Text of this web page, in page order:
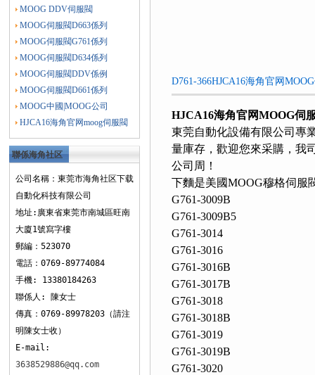
MOOG DDV伺服閥
MOOG伺服閥D663係列
MOOG伺服閥G761係列
MOOG伺服閥D634係列
MOOG伺服閥DDV係例
MOOG伺服閥D661係列
MOOG中國|MOOG公司
HJCA16海角官网moog伺服閥
聯係海角社区
下载
公司名稱：東莞市海角社区下载
自動化科技有限公司
地址:廣東省東莞市南城區旺南
大廈1號寫字樓
郵編：523070
電話：0769-89774084
手機: 13380184263
聯係人: 陳女士
傳真：0769-89978203（請注
明陳女士收）
E-mail:
3638529886@qq.com
D761-366HJCA16海角官网MOOG
HJCA16海角官网MOOG伺
東莞自動化設備有限公司專
量庫存，歡迎您來采購
公司周！
下麵是美國MOOG穆格伺服
G761-3009B
G761-3009B5
G761-3014
G761-3016
G761-3016B
G761-3017B
G761-3018
G761-3018B
G761-3019
G761-3019B
G761-3020